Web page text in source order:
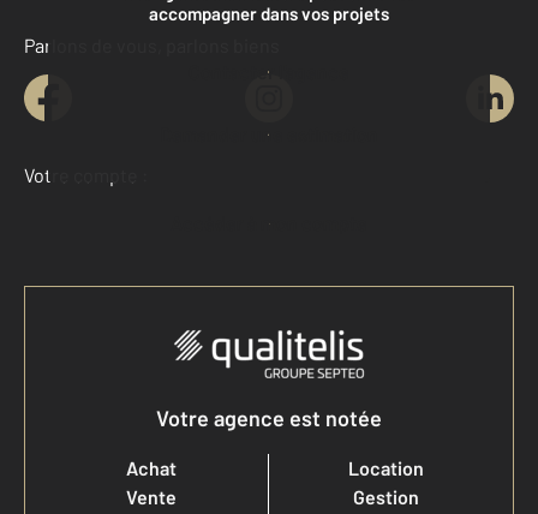
accompagner dans vos projets
Contacter l'agence
Demander une estimation
Parlons de vous, parlons biens
Votre compte :
Accéder à mon compte
Votre agence est notée
Achat
Vente
Location
Gestion